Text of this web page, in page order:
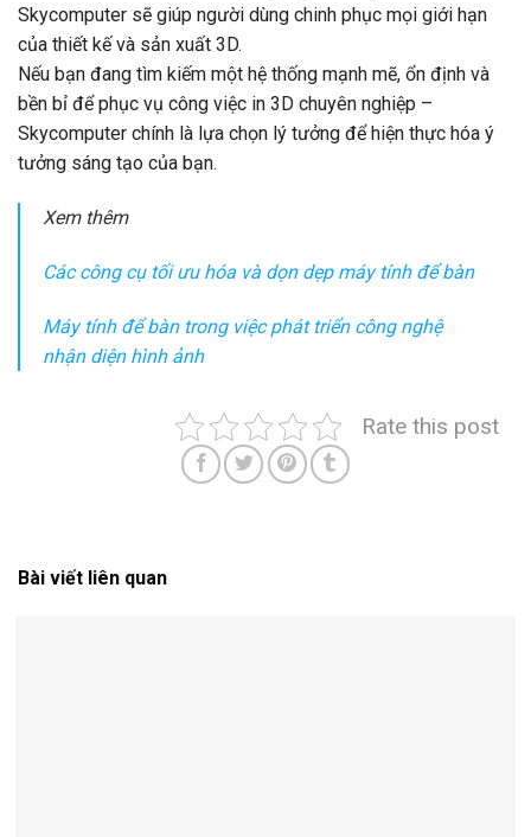
Skycomputer sẽ giúp người dùng chinh phục mọi giới hạn
của thiết kế và sản xuất 3D.
Nếu bạn đang tìm kiếm một hệ thống mạnh mẽ, ổn định và
bền bỉ để phục vụ công việc in 3D chuyên nghiệp –
Skycomputer chính là lựa chọn lý tưởng để hiện thực hóa ý
tưởng sáng tạo của bạn.
Xem thêm
Các công cụ tối ưu hóa và dọn dẹp máy tính để bàn
Máy tính để bàn trong việc phát triển công nghệ
nhận diện hình ảnh
Rate this post
Bài viết liên quan